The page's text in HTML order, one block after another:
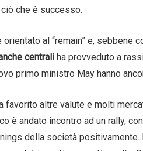
che è successo.
al “remain” e, sebbene
centrali ha provveduto a
primo ministro May hanno
favorito altre valute e molti
è andato incontro ad un rally,
della società positivamente.